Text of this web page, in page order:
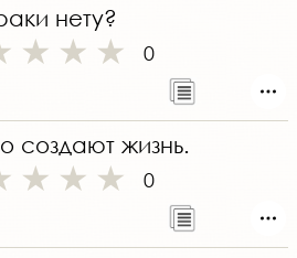
нету?
0
создают жизнь.
0